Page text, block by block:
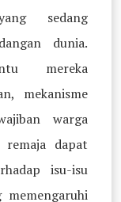
sedang
dunia.
mereka
mekanisme
warga
remaja dapat
isu-isu